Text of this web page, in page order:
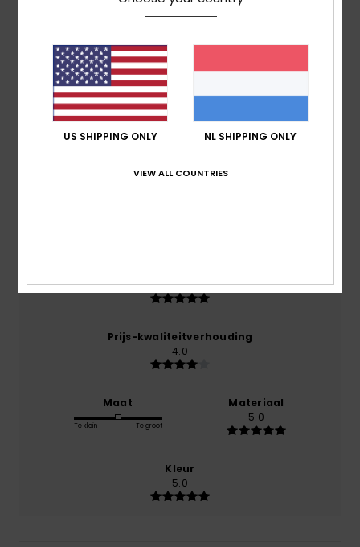
Reviews van klanten
Gemiddelde score
5.0
5.0
Prijs-kwaliteitverhouding
4.0
Maat
Te klein Te groot
Materiaal
5.0
Kleur
5.0
US SHIPPING ONLY NL SHIPPING ONLY
VIEW ALL COUNTRIES